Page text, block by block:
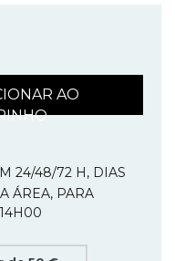
24/48/72 H, DIAS
ÁREA, PARA